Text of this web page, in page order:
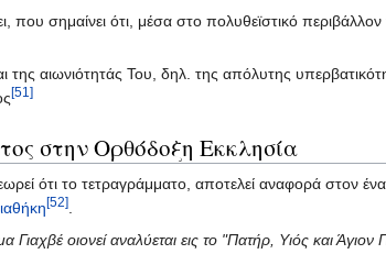
σημαίνει ότι, μέσα στο πολυθεϊστικό
της αιωνιότητάς Του, δηλ. της απόλυτης
[51]
στην Ορθόδοξη Εκκλησία
ότι το τετραγράμματο, αποτελεί αναφορά στον
[52].
Γιαχβέ οιονεί αναλύεται εις το "Πατήρ, Υιός και